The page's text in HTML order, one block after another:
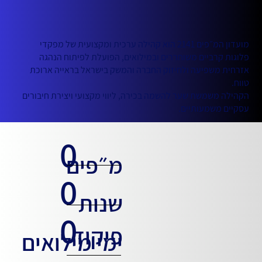
מועדון המ״פים 2141 הוא קהילה ערכית ומקצועית של מפקדי
פלוגות קרביים משוחררים ובמילואים, הפועלת לפיתוח הנהגה
אזרחית משפיעה ולחיזוק החברה והמשק בישראל בראייה ארוכת
טווח.
הקהילה משמשת שער להשמה בכירה, ליווי מקצועי ויצירת חיבורים
עסקיים משמעותיים.
0
מ״פים
שנות
פיקוד
0
ימי מילואים
0